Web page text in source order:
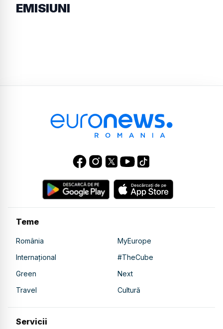
EMISIUNI
Teme
România
MyEurope
Internațional
#TheCube
Green
Next
Travel
Cultură
Servicii